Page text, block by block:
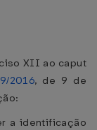
XII ao caput
2016, de 9 de
a identificação